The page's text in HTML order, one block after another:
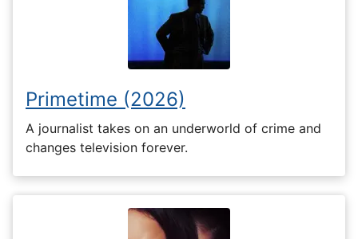
Primetime (2026)
A journalist takes on an underworld of crime and
changes television forever.